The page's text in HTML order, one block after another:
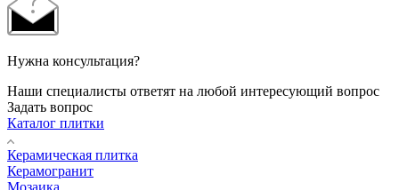
Нужна консультация?
Наши специалисты ответят на любой интересующий вопрос
Задать вопрос
Каталог плитки
Керамическая плитка
Керамогранит
Мозаика